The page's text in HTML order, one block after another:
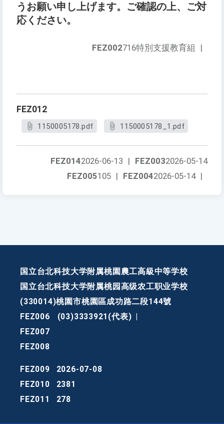
うお願い申し上げます。ご確認の上、ご対
応ください。
FEZ002716特別支援教育組 |
FEZ012
1150005178.pdf 1150005178_1.pdf
FEZ0032026-05-14
FEZ0142026-06-13 |
FEZ0042026-05-14 |
FEZ005105 |
国立台北科技大学附属桃園農工高級中等学校
国立台北科技大学附属桃园高级农工职业学校
(330014)桃園市桃園區成功路二段144號
FEZ006
(03)3333921(代表)
FEZ007
FEZ008
FEZ009
2026-07-08
FEZ010
2381
FEZ011
278